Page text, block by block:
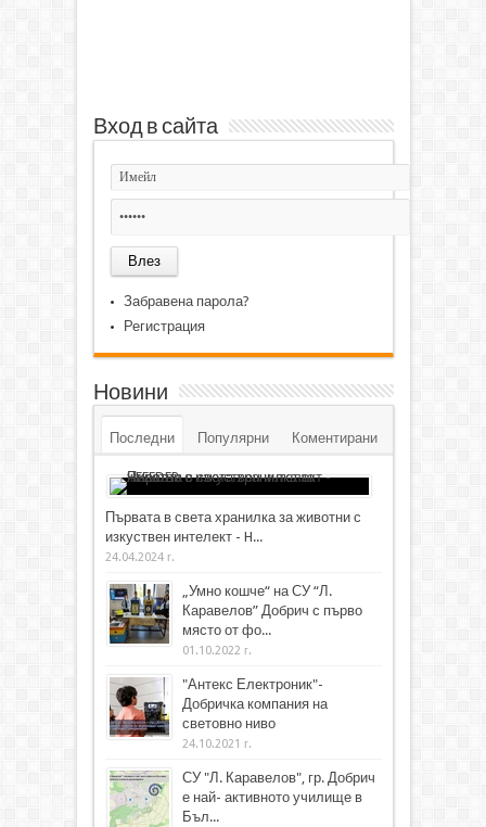
Вход в сайта
Забравена парола?
Регистрация
Новини
Последни Популярни Коментирани
Първата в света хранилка за животни с
изкуствен интелект - H...
24.04.2024 г.
„Умно кошче“ на СУ “Л.
Каравелов” Добрич с първо
място от фо...
01.10.2022 г.
"Антекс Електроник"-
Добричка компания на
световно ниво
24.10.2021 г.
СУ "Л. Каравелов", гр. Добрич
е най- активното училище в
Бъл...